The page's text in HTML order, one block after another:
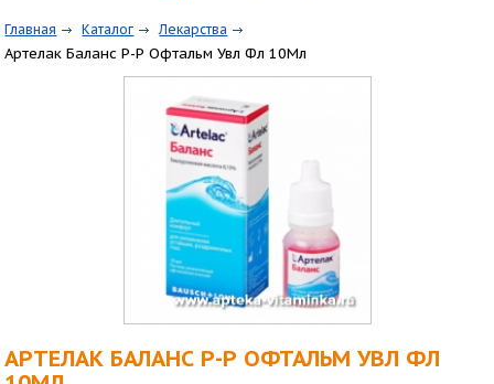
Главная Каталог Лекарства
Артелак Баланс Р-Р Офтальм Увл Фл 10Мл
АРТЕЛАК БАЛАНС Р-Р ОФТАЛЬМ УВЛ ФЛ